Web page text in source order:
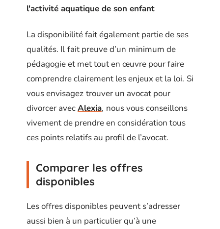
l'activité aquatique de son enfant
La disponibilité fait également partie de ses
qualités. Il fait preuve d’un minimum de
pédagogie et met tout en œuvre pour faire
comprendre clairement les enjeux et la loi. Si
vous envisagez trouver un avocat pour
divorcer avecAlexia, nous vous conseillons
vivement de prendre en considération tous
ces points relatifs au profil de l’avocat.
Comparer les offres
disponibles
Les offres disponibles peuvent s’adresser
aussi bien à un particulier qu’à une